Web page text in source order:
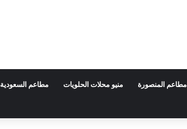
مطاعم المنصورة منيو محلات الحلويات مطاعم السعودية